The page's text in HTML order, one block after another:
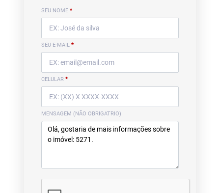
SEU NOME *
SEU E-MAIL *
CELULAR *
MENSAGEM (NÃO OBRIGATRIO)